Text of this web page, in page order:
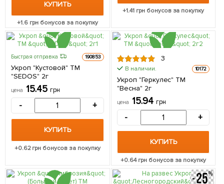
КУПИТЬ
+1.6 грн бонусов за покупку
+1.41грн бонусов за покупку
Быстрая отправка 190853
Укроп "Кустовой" ТМ
"SEDOS" 2г
цена 15.45 грн
- +
КУПИТЬ
+0.62грн бонусов за покупку
3
В наличии. 10172
Укроп "Геркулес" ТМ
"Весна" 2г
цена 15.94 грн
- +
КУПИТЬ
+0.64грн бонусов за покупку